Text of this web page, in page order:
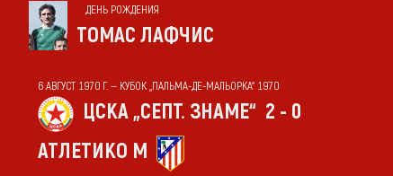
ДЕНЬ РОЖДЕНИЯ
ТОМАС ЛАФЧИС
6 АВГУСТ 1970 Г. — КУБОК „ПАЛЬМА-ДЕ-МАЛЬОРКА“ 1970
ЦСКА „СЕПТ. ЗНАМЕ“ 2 - 0
АТЛЕТИКО М